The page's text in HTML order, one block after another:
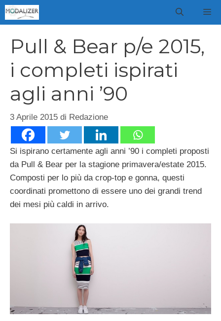
Vai
al
Pull & Bear p/e 2015,
i completi ispirati
agli anni ’90
3 Aprile 2015 di Redazione
Si ispirano certamente agli anni ’90 i completi proposti
da Pull & Bear per la stagione primavera/estate 2015.
Composti per lo più da crop-top e gonna, questi
coordinati promettono di essere uno dei grandi trend
dei mesi più caldi in arrivo.